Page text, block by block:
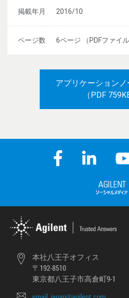
掲載年月 2016/10
ページ数 6ページ （PDFファイ
アプリケーションノ
（PDF
本社八王子オフィス
〒192-8510
東京都八王子市高倉町9-1